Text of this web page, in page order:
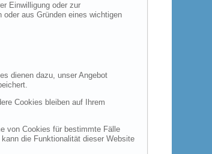
Einwilligung oder zur
aus Gründen eines wichtigen
dienen dazu, unser Angebot
Cookies bleiben auf Ihrem
von Cookies für bestimmte Fälle
die Funktionalität dieser Website